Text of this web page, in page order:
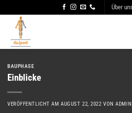
Inhalt
springen
Über
BAUPHASE
Einblicke
VERÖFFENTLICHT AMAUGUST 22, 2022 VONADMIN